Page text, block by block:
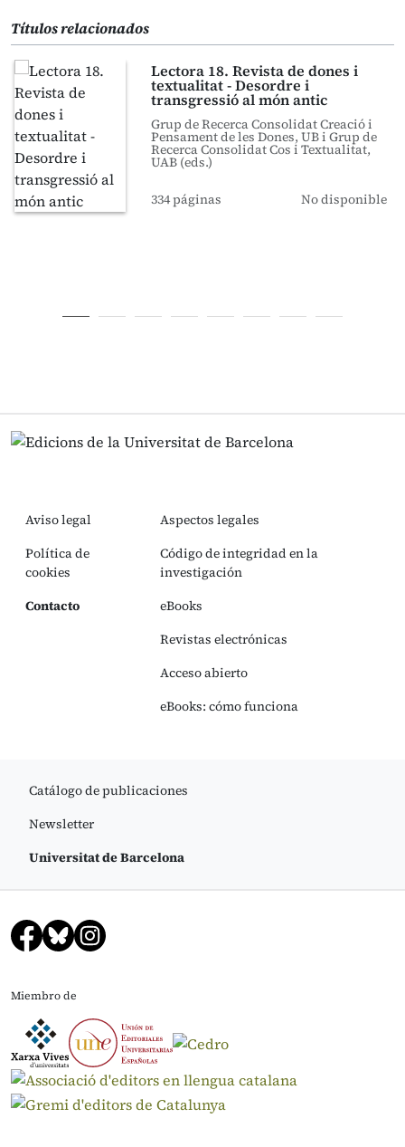
Títulos relacionados
Lectora 18. Revista de dones i
textualitat - Desordre i
transgressió al món antic
Grup de Recerca Consolidat Creació i
Pensament de les Dones, UB i Grup de
Recerca Consolidat Cos i Textualitat,
UAB (eds.)
334 páginas No disponible
Aviso legal
Política de
cookies
Contacto
Aspectos legales
Código de integridad en la
investigación
eBooks
Revistas electrónicas
Acceso abierto
eBooks: cómo funciona
Catálogo de publicaciones
Newsletter
Universitat de Barcelona
Miembro de